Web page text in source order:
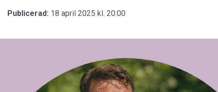
Publicerad: 18 april 2025 kl. 20:00